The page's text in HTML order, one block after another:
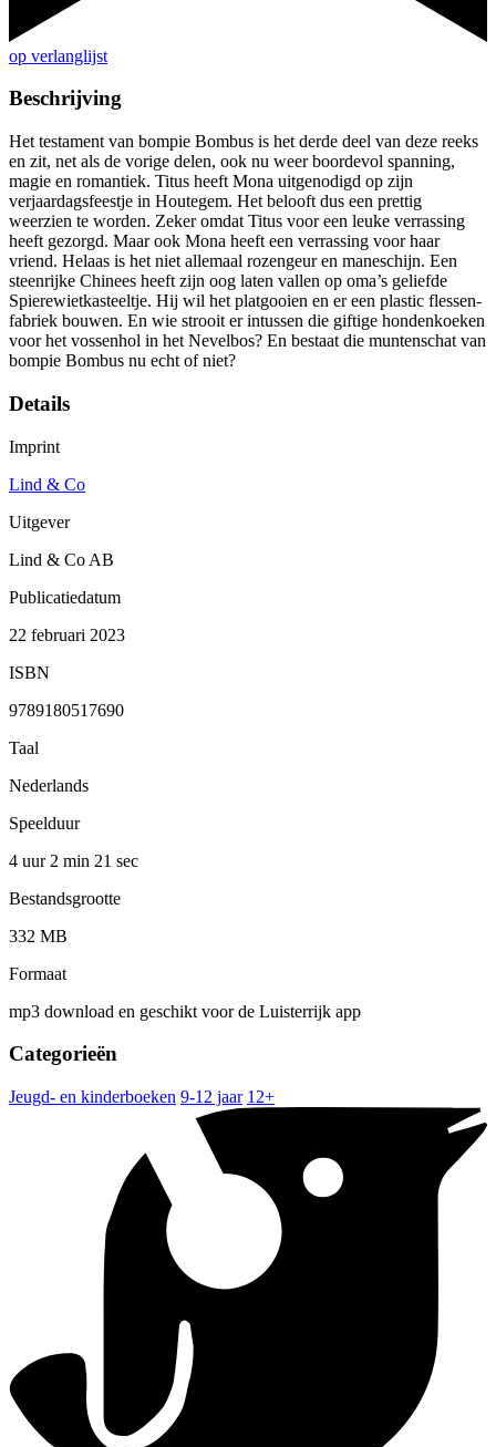
op verlanglijst
Beschrijving
Het testament van bompie Bombus is het derde deel van deze reeks
en zit, net als de vorige delen, ook nu weer boordevol spanning,
magie en romantiek. Titus heeft Mona uitgenodigd op zijn
verjaardagsfeestje in Houtegem. Het belooft dus een prettig
weerzien te worden. Zeker omdat Titus voor een leuke verrassing
heeft gezorgd. Maar ook Mona heeft een verrassing voor haar
vriend. Helaas is het niet allemaal rozengeur en maneschijn. Een
steenrijke Chinees heeft zijn oog laten vallen op oma’s geliefde
Spierewietkasteeltje. Hij wil het platgooien en er een plastic flessen-
fabriek bouwen. En wie strooit er intussen die giftige hondenkoeken
voor het vossenhol in het Nevelbos? En bestaat die muntenschat van
bompie Bombus nu echt of niet?
Details
Imprint
Lind & Co
Uitgever
Lind & Co AB
Publicatiedatum
22 februari 2023
ISBN
9789180517690
Taal
Nederlands
Speelduur
4 uur 2 min 21 sec
Bestandsgrootte
332 MB
Formaat
mp3 download en geschikt voor de Luisterrijk app
Categorieën
Jeugd- en kinderboeken 9-12 jaar 12+